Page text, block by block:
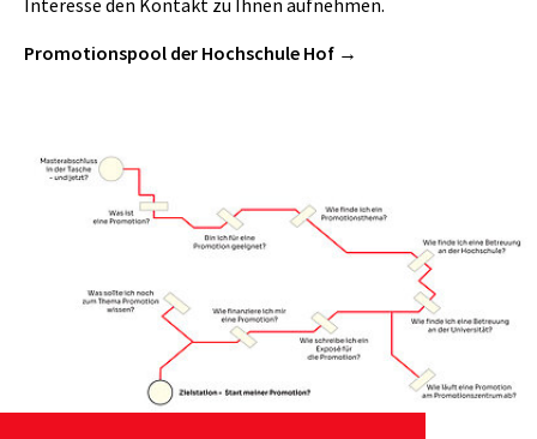
Interesse den Kontakt zu Ihnen aufnehmen.
Promotionspool der Hochschule Hof